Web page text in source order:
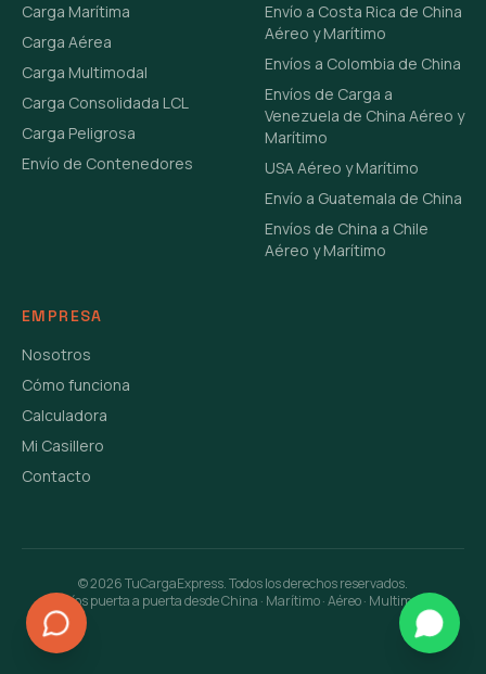
Carga Marítima
Carga Aérea
Carga Multimodal
Carga Consolidada LCL
Carga Peligrosa
Envío de Contenedores
Envío a Costa Rica de China
Aéreo y Marítimo
Envíos a Colombia de China
Envíos de Carga a
Venezuela de China Aéreo y
Marítimo
USA Aéreo y Marítimo
Envío a Guatemala de China
Envíos de China a Chile
Aéreo y Marítimo
EMPRESA
Nosotros
Cómo funciona
Calculadora
Mi Casillero
Contacto
©2026TuCargaExpress. Todos los derechos reservados.
Envíos puerta a puerta desde China · Marítimo · Aéreo · Multimodal